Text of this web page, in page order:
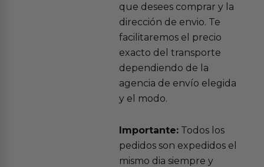
que desees comprar y la
dirección de envio. Te
facilitaremos el precio
exacto del transporte
dependiendo de la
agencia de envío elegida
y el modo.
Importante:Todos los
pedidos son expedidos el
mismo dia siempre y